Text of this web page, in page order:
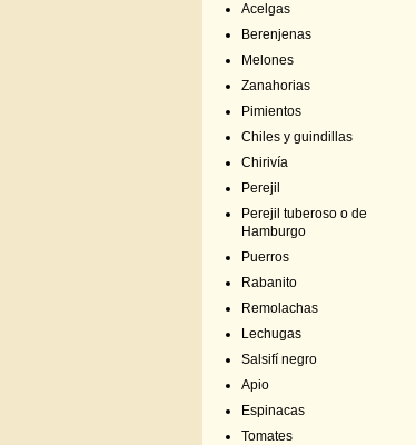
Acelgas
Berenjenas
Melones
Zanahorias
Pimientos
Chiles y guindillas
Chirivía
Perejil
Perejil tuberoso o de
Hamburgo
Puerros
Rabanito
Remolachas
Lechugas
Salsifí negro
Apio
Espinacas
Tomates